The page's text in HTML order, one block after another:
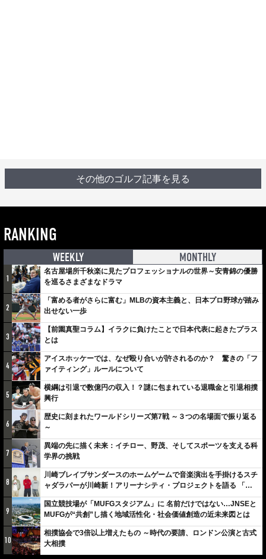
その他のゴルフ記事を見る
RANKING
WEEKLY MONTHLY
1
名古屋場所千秋楽に見たプロフェッショナルの世界～安青錦の優勝
を巡るさまざまなドラマ
2
「富める者がさらに富む」MLBの資本主義と、日本プロ野球が踏み
出せない一歩
3
【前園真聖コラム】イラクに負けたことで日本代表に起きたプラス
とは
4
アイスホッケーでは、なぜ殴り合いが許されるのか？ 驚きの「フ
ァイティング」ルールについて
5
横綱は引退で数億円の収入！？謎に包まれている退職金と引退相撲
興行
6
歴史に刻まれたワールドシリーズ第7戦 ～３つの名場面で振り返る
～
7
異端の先に描く未来：イチロー、野茂、そしてスポーツを支える科
学界の挑戦
8
川崎ブレイブサンダースのホームゲームで音楽演出を手掛けるスチ
ャダラパーが川崎新！アリーナシティ・プロジェクトを語る 「楽
しみでしかないでしょ。川崎は、ずっと成長曲線だから」
9
国立競技場が「MUFGスタジアム」に 名前だけではない…JNSEと
MUFGが“共創”し描く地域活性化・社会価値創造の近未来図とは
10
相撲協会で3倍以上増えたもの ～時代の要請、ロンドン公演と古式
大相撲